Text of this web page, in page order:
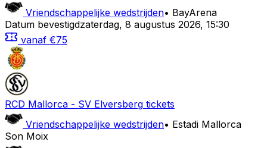
Vriendschappelijke wedstrijden• BayArena
Datum bevestigdzaterdag, 8 augustus 2026, 15:30
vanaf €75
RCD Mallorca - SV Elversberg tickets
Vriendschappelijke wedstrijden• Estadi Mallorca
Son Moix